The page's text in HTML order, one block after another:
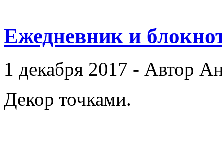
Ежедневник и
1 декабря 2017 - Автор
Декор точками.